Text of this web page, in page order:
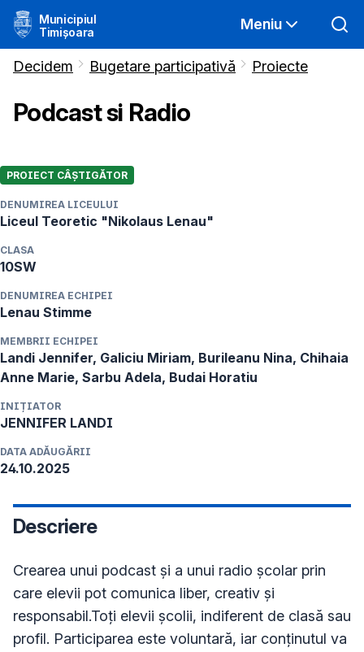
Municipiul
Timișoara
Meniu
Decidem Bugetare participativă Proiecte
Podcast si Radio
PROIECT CÂȘTIGĂTOR
DENUMIREA LICEULUI
Liceul Teoretic "Nikolaus Lenau"
CLASA
10SW
DENUMIREA ECHIPEI
Lenau Stimme
MEMBRII ECHIPEI
Landi Jennifer, Galiciu Miriam, Burileanu Nina, Chihaia
Anne Marie, Sarbu Adela, Budai Horatiu
INIȚIATOR
JENNIFER LANDI
DATA ADĂUGĂRII
24.10.2025
Descriere
Crearea unui podcast și a unui radio școlar prin
care elevii pot comunica liber, creativ și
responsabil.Toți elevii școlii, indiferent de clasă sau
profil. Participarea este voluntară, iar conținutul va